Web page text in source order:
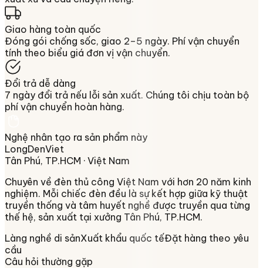
Giao hàng toàn quốc
Đóng gói chống sốc, giao 2–5 ngày. Phí vận chuyển
tính theo biểu giá đơn vị vận chuyển.
Đổi trả dễ dàng
7 ngày đổi trả nếu lỗi sản xuất. Chúng tôi chịu toàn bộ
phí vận chuyển hoàn hàng.
Nghệ nhân tạo ra sản phẩm này
LongDenViet
Tân Phú, TP.HCM · Việt Nam
Chuyên về đèn thủ công Việt Nam với hơn 20 năm kinh
nghiệm. Mỗi chiếc đèn đều là sự kết hợp giữa kỹ thuật
truyền thống và tâm huyết nghề được truyền qua từng
thế hệ, sản xuất tại xưởng Tân Phú, TP.HCM.
Làng nghề di sảnXuất khẩu quốc tếĐặt hàng theo yêu
cầu
Câu hỏi thường gặp